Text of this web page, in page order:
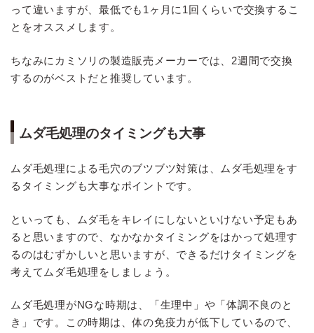
って違いますが、最低でも1ヶ月に1回くらいで交換するこ
とをオススメします。
ちなみにカミソリの製造販売メーカーでは、2週間で交換
するのがベストだと推奨しています。
ムダ毛処理のタイミングも大事
ムダ毛処理による毛穴のブツブツ対策は、ムダ毛処理をす
るタイミングも大事なポイントです。
といっても、ムダ毛をキレイにしないといけない予定もあ
ると思いますので、なかなかタイミングをはかって処理す
るのはむずかしいと思いますが、できるだけタイミングを
考えてムダ毛処理をしましょう。
ムダ毛処理がNGな時期は、「生理中」や「体調不良のと
き」です。この時期は、体の免疫力が低下しているので、